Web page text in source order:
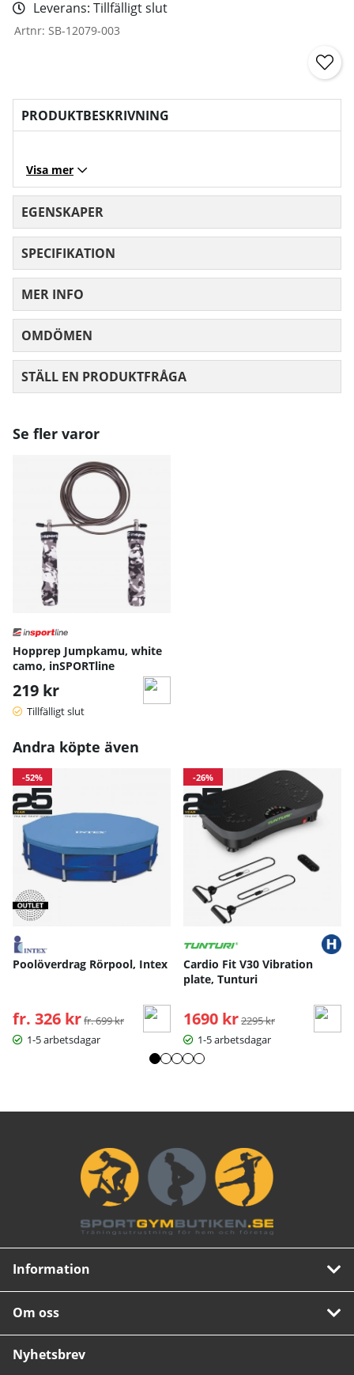
Leverans: Tillfälligt slut
Artnr: SB-12079-003
PRODUKTBESKRIVNING
Visa mer
EGENSKAPER
SPECIFIKATION
MER INFO
OMDÖMEN
STÄLL EN PRODUKTFRÅGA
Se fler varor
Hopprep Jumpkamu, white
camo, inSPORTline
219 kr
Tillfälligt slut
Andra köpte även
-52%
Poolöverdrag Rörpool, Intex
fr. 326 kr Ordinarie pris:
fr. 699 kr
1-5 arbetsdagar
-26%
Cardio Fit V30 Vibration
plate, Tunturi
1690 kr Ordinarie pris:
2295 kr
1-5 arbetsdagar
Information
Om oss
Nyhetsbrev